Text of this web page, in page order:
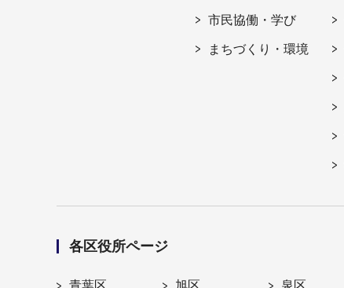
市民協働・学び
まちづくり・環境
各区役所ページ